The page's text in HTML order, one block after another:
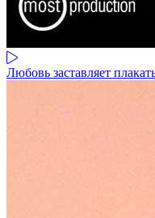
Любовь заставляет